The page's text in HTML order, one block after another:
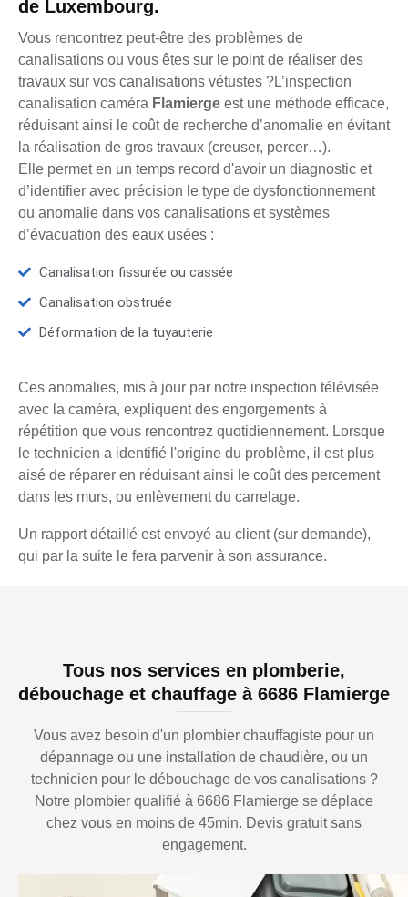
de Luxembourg.
Vous rencontrez peut-être des problèmes de
canalisations ou vous êtes sur le point de réaliser des
travaux sur vos canalisations vétustes ?L’inspection
canalisation caméra Flamierge est une méthode efficace,
réduisant ainsi le coût de recherche d’anomalie en évitant
la réalisation de gros travaux (creuser, percer…).
Elle permet en un temps record d'avoir un diagnostic et
d’identifier avec précision le type de dysfonctionnement
ou anomalie dans vos canalisations et systèmes
d’évacuation des eaux usées :
Canalisation fissurée ou cassée
Canalisation obstruée
Déformation de la tuyauterie
Ces anomalies, mis à jour par notre inspection télévisée
avec la caméra, expliquent des engorgements à
répétition que vous rencontrez quotidiennement. Lorsque
le technicien a identifié l'origine du problème, il est plus
aisé de réparer en réduisant ainsi le coût des percement
dans les murs, ou enlèvement du carrelage.
Un rapport détaillé est envoyé au client (sur demande),
qui par la suite le fera parvenir à son assurance.
Tous nos services en plomberie,
débouchage et chauffage à 6686 Flamierge
Vous avez besoin d'un plombier chauffagiste pour un
dépannage ou une installation de chaudière, ou un
technicien pour le débouchage de vos canalisations ?
Notre plombier qualifié à 6686 Flamierge se déplace
chez vous en moins de 45min. Devis gratuit sans
engagement.